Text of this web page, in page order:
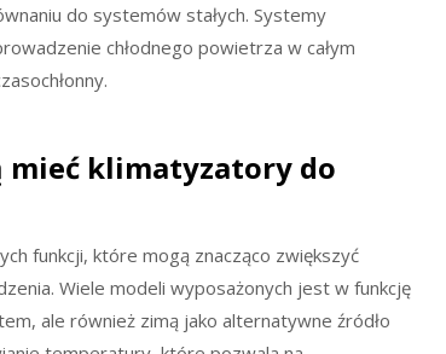
do systemów stałych. Systemy
chłodnego powietrza w całym
mieć klimatyzatory do
funkcji, które mogą znacząco zwiększyć
Wiele modeli wyposażonych jest w funkcję
ale również zimą jako alternatywne źródło